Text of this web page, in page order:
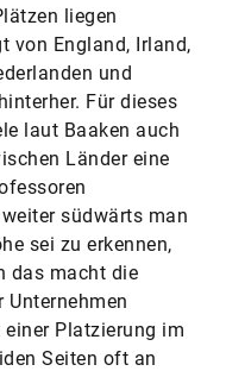
liegen
von England, Irland,
und
Für dieses
laut Baaken auch
Länder eine
südwärts man
sei zu erkennen,
das macht die
Platzierung im
Seiten oft an